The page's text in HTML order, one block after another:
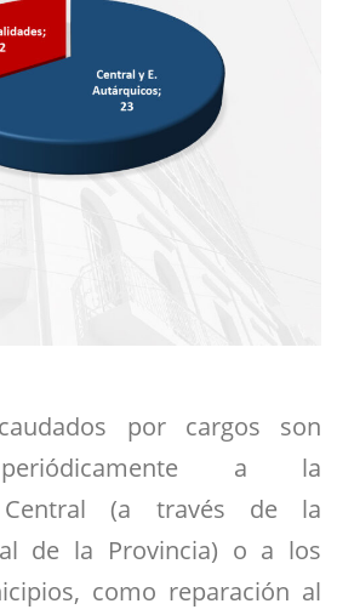
por cargos son
a la
Central (a través de la
de la Provincia) o a los
como reparación al